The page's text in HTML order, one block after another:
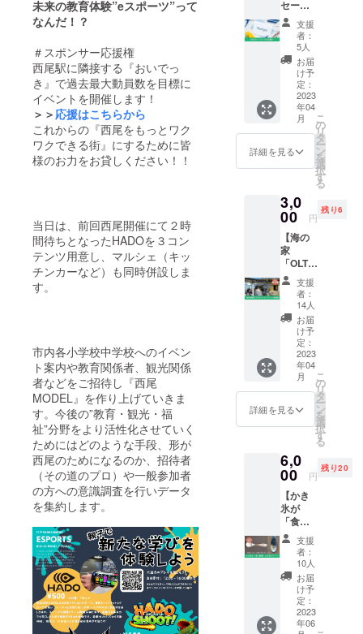
未来の教育体験”eスポーツ”って
なんだ！？
＃スポンサー応援権
西尾駅に隣接する『おいでっ
き』で過去最大動員数を目標に
イベントを開催します！
＞＞ 応援はこちらから
これからの『西尾をもっとワク
ワクできる街』にするために皆
様のお力をお貸しください！！
当日は、前回西尾開催にて２時
間待ちとなったHADOを３コン
テンツ用意し、マルシェ（キッ
チンカーなど）も同時併設しま
す。
市内各小学校中学校へのイベン
ト案内や教育関係者、観光関係
者などをご招待し『西尾
MODEL』を作り上げていきま
す。今後の”教育・観光・福
祉”分野をより活性化させていく
ためにはどのような手段、形が
西尾のためになるのか、招待者
（その道のプロ）や一般参加者
の方への意識調査を行いデータ
を集約します。
など）
・経営疑似
体験リアル
お店屋さん
・プログラ
ミングサバ
イバル
・ユースク
リエイター
■メディア出
＞テレビ
CBC「ニッ
ポウ」
・メ～テレ
「アップ」
＞報誌
＞講演
・GMO「未
来のプログ
ラミング教
育を共創す
るコエテコ
EXPO」
セージ
をお届
け】
「佐久
島へは
なかな
か行け
ないけ
ど、応
援して
くださ
る方」
そんな
けたリ
ターン
です。
ご支援
者様へ
はクラ
ウド
ファン
ディン
グ終了
後に心
を込め
てお礼
のメッ
セージ
をお送
りさせ
支援
者：
5人
お届
け予
定：
2023
年04
月
詳細を見る
こ
の
リ
タ
ー
ン
を
選
択
す
る
3,0
00 円
残り6
【海の
家
「OLTA
」再生
プロ
ジェク
ト！メ
バー・
スタッ
フ参加
権】 海
の家
「OLTA
」オー
バーと
して参
加でき
る権利
です。
一緒に
街おこ
し、海
の家再
生プロ
ジェク
トを楽
しみま
せん
支援
者：
14人
お届
け予
定：
2023
年04
月
詳細を見る
こ
の
リ
タ
ー
ン
を
選
択
す
る
6,0
00 円
残り20
【かき
氷が
「食べ
放題」
になる
スプー
ン】 当
プロ
ジェク
トでリ
ニュー
支援
者：
10人
お届
け予
定：
2023
年06